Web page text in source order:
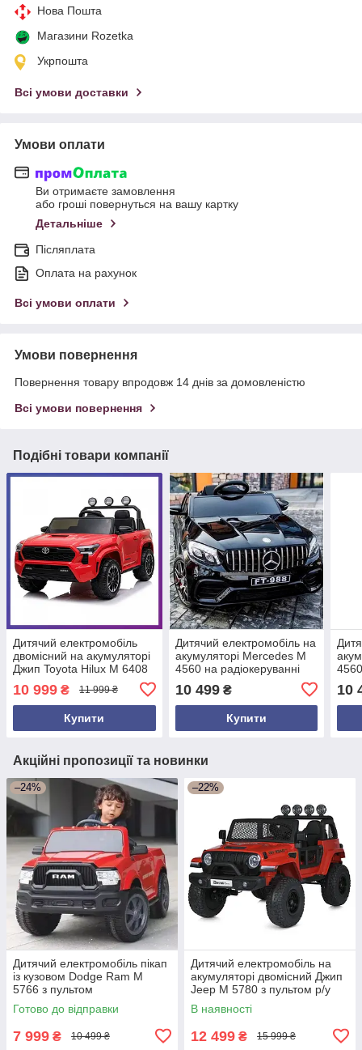
Нова Пошта
Магазини Rozetka
Укрпошта
Всі умови доставки
Умови оплати
Ви отримаєте замовлення
або гроші повернуться на вашу картку
Детальніше
Післяплата
Оплата на рахунок
Всі умови оплати
Умови повернення
Повернення товару впродовж 14 днів за домовленістю
Всі умови повернення
Подібні товари компанії
Дитячий електромобіль
двомісний на акумуляторі
Джип Toyota Hilux M 6408
з пультом радіокерування
для дітей 3-8 років
Червоний
10 999 ₴ 11 999 ₴
Купити
Дитячий електромобіль на
акумуляторі Mercedes M
4560 на радіокеруванні
автопофарбування
чорний
10 499₴
Купити
10
Акційні пропозиції та новинки
–24%
Дитячий електромобіль пікап
із кузовом Dodge Ram M
5766 з пультом
радіокерування для дітей 3-8
років Червоний
Готово до відправки
7 999 ₴ 10 499 ₴
–22%
Дитячий електромобіль на
акумуляторі двомісний Джип
Jeep M 5780 з пультом р/у
для дітей 3-8 років Червоний
В наявності
12 499 ₴ 15 999 ₴